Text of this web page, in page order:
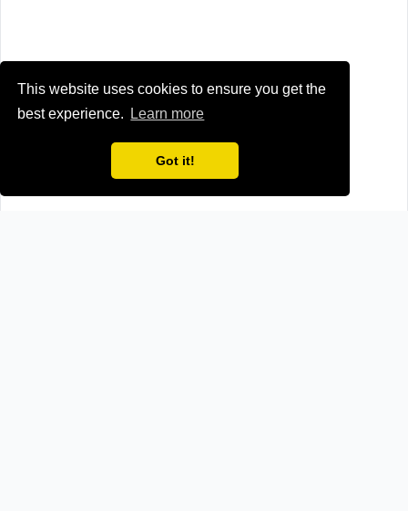
This website uses cookies to ensure you get the
best experience.
Learn more
Got it!